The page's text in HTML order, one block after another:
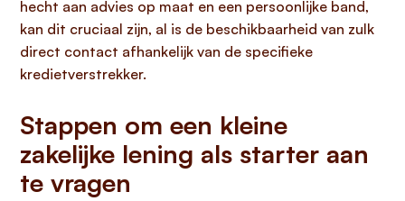
hecht aan advies op maat en een persoonlijke band,
kan dit cruciaal zijn, al is de beschikbaarheid van zulk
direct contact afhankelijk van de specifieke
kredietverstrekker.
Stappen om een kleine
zakelijke lening als starter aan
te vragen